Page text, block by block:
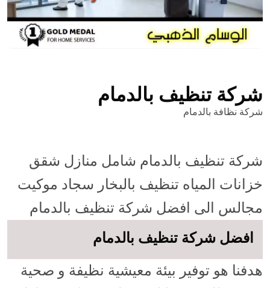
شركة تنظيف بالدمام
شركة نظافة بالدمام
شركة تنظيف بالدمام شامل منازل شقق
خزانات المياه تنظيف بالبخار سجاد موكيت
مجالس الى افضل شركة تنظيف بالدمام
افضل شركة تنظيف بالدمام
هدفنا هو توفير بيئة معيشية نظيفة و صحية